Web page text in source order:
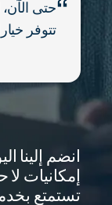
حتى الآن،
تتوفر
إمكانيات
تستمتع